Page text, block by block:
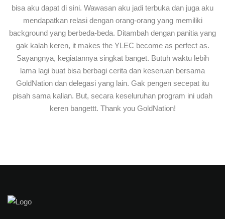
bisa aku dapat di sini. Wawasan aku jadi terbuka dan juga aku
mendapatkan relasi dengan orang-orang yang memiliki
background yang berbeda-beda. Ditambah dengan panitia yang
gak kalah keren, it makes the YLEC become as perfect as.
Sayangnya, kegiatannya singkat banget. Butuh waktu lebih
lama lagi buat bisa berbagi cerita dan keseruan bersama
GoldNation dan delegasi yang lain. Gak pengen secepat itu
pisah sama kalian. But, secara keseluruhan program ini udah
keren bangettt. Thank you GoldNation!